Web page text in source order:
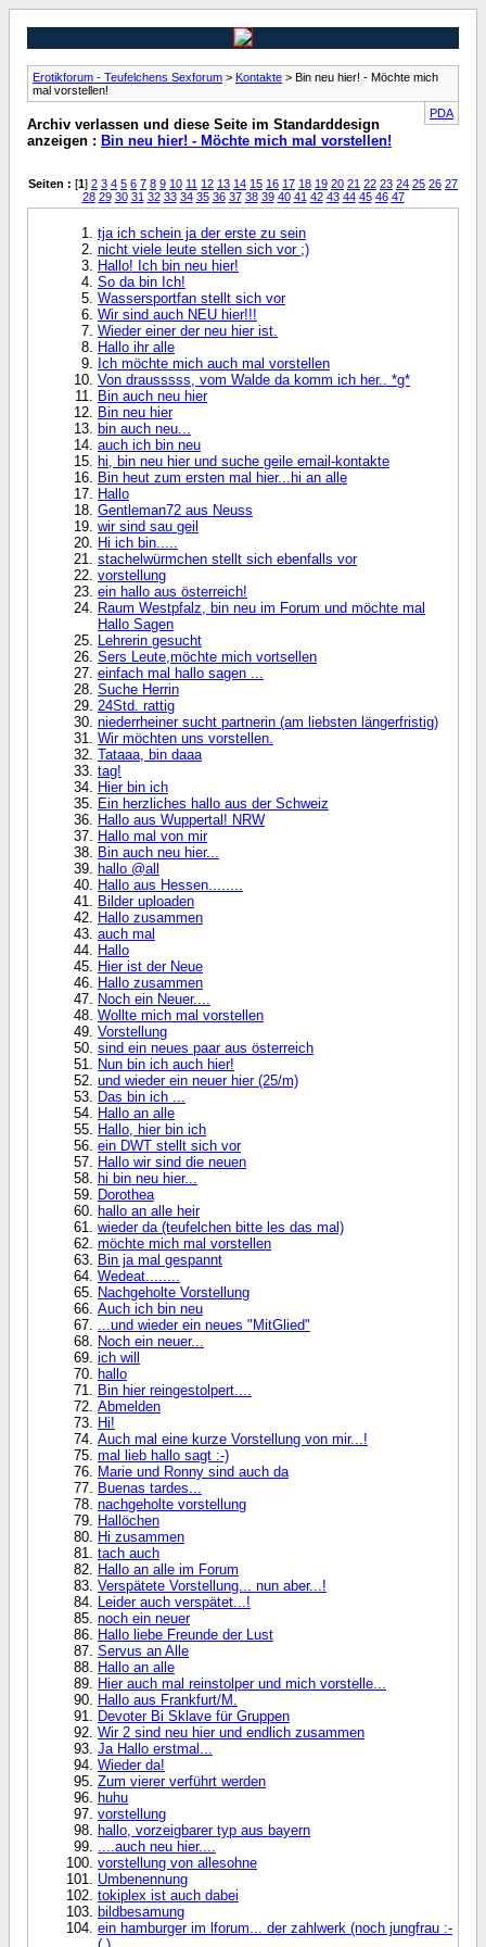
Erotikforum - Teufelchens Sexforum > Kontakte > Bin neu hier! - Möchte mich
mal vorstellen!
PDA
Archiv verlassen und diese Seite im Standarddesign
anzeigen : Bin neu hier! - Möchte mich mal vorstellen!
Seiten : [1] 2 3 4 5 6 7 8 9 10 11 12 13 14 15 16 17 18 19 20 21 22 23 24 25 26 27
28 29 30 31 32 33 34 35 36 37 38 39 40 41 42 43 44 45 46 47
tja ich schein ja der erste zu sein
nicht viele leute stellen sich vor ;)
Hallo! Ich bin neu hier!
So da bin Ich!
Wassersportfan stellt sich vor
Wir sind auch NEU hier!!!
Wieder einer der neu hier ist.
Hallo ihr alle
Ich möchte mich auch mal vorstellen
Von drausssss, vom Walde da komm ich her.. *g*
Bin auch neu hier
Bin neu hier
bin auch neu...
auch ich bin neu
hi, bin neu hier und suche geile email-kontakte
Bin heut zum ersten mal hier...hi an alle
Hallo
Gentleman72 aus Neuss
wir sind sau geil
Hi ich bin.....
stachelwürmchen stellt sich ebenfalls vor
vorstellung
ein hallo aus österreich!
Raum Westpfalz, bin neu im Forum und möchte mal
Hallo Sagen
Lehrerin gesucht
Sers Leute,möchte mich vortsellen
einfach mal hallo sagen ...
Suche Herrin
24Std. rattig
niederrheiner sucht partnerin (am liebsten längerfristig)
Wir möchten uns vorstellen.
Tataaa, bin daaa
tag!
Hier bin ich
Ein herzliches hallo aus der Schweiz
Hallo aus Wuppertal! NRW
Hallo mal von mir
Bin auch neu hier...
hallo @all
Hallo aus Hessen........
Bilder uploaden
Hallo zusammen
auch mal
Hallo
Hier ist der Neue
Hallo zusammen
Noch ein Neuer....
Wollte mich mal vorstellen
Vorstellung
sind ein neues paar aus österreich
Nun bin ich auch hier!
und wieder ein neuer hier (25/m)
Das bin ich ...
Hallo an alle
Hallo, hier bin ich
ein DWT stellt sich vor
Hallo wir sind die neuen
hi bin neu hier...
Dorothea
hallo an alle heir
wieder da (teufelchen bitte les das mal)
möchte mich mal vorstellen
Bin ja mal gespannt
Wedeat........
Nachgeholte Vorstellung
Auch ich bin neu
...und wieder ein neues "MitGlied"
Noch ein neuer...
ich will
hallo
Bin hier reingestolpert....
Abmelden
Hi!
Auch mal eine kurze Vorstellung von mir...!
mal lieb hallo sagt :-)
Marie und Ronny sind auch da
Buenas tardes...
nachgeholte vorstellung
Hallöchen
Hi zusammen
tach auch
Hallo an alle im Forum
Verspätete Vorstellung... nun aber...!
Leider auch verspätet...!
noch ein neuer
Hallo liebe Freunde der Lust
Servus an Alle
Hallo an alle
Hier auch mal reinstolper und mich vorstelle...
Hallo aus Frankfurt/M.
Devoter Bi Sklave für Gruppen
Wir 2 sind neu hier und endlich zusammen
Ja Hallo erstmal...
Wieder da!
Zum vierer verführt werden
huhu
vorstellung
hallo, vorzeigbarer typ aus bayern
....auch neu hier....
vorstellung von allesohne
Umbenennung
tokiplex ist auch dabei
bildbesamung
ein hamburger im lforum... der zahlwerk (noch jungfrau :-